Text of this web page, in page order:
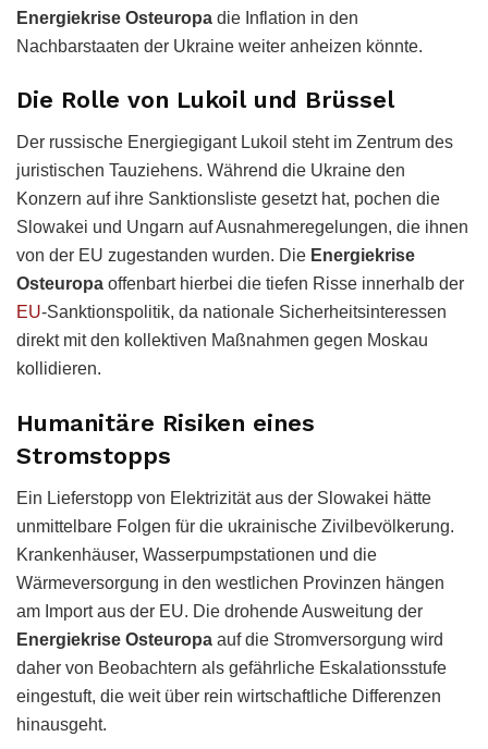
Energiekrise Osteuropa die Inflation in den
Nachbarstaaten der Ukraine weiter anheizen könnte.
Die Rolle von Lukoil und Brüssel
Der russische Energiegigant Lukoil steht im Zentrum des
juristischen Tauziehens. Während die Ukraine den
Konzern auf ihre Sanktionsliste gesetzt hat, pochen die
Slowakei und Ungarn auf Ausnahmeregelungen, die ihnen
von der EU zugestanden wurden. Die Energiekrise
Osteuropa offenbart hierbei die tiefen Risse innerhalb der
EU-Sanktionspolitik, da nationale Sicherheitsinteressen
direkt mit den kollektiven Maßnahmen gegen Moskau
kollidieren.
Humanitäre Risiken eines
Stromstopps
Ein Lieferstopp von Elektrizität aus der Slowakei hätte
unmittelbare Folgen für die ukrainische Zivilbevölkerung.
Krankenhäuser, Wasserpumpstationen und die
Wärmeversorgung in den westlichen Provinzen hängen
am Import aus der EU. Die drohende Ausweitung der
Energiekrise Osteuropa auf die Stromversorgung wird
daher von Beobachtern als gefährliche Eskalationsstufe
eingestuft, die weit über rein wirtschaftliche Differenzen
hinausgeht.